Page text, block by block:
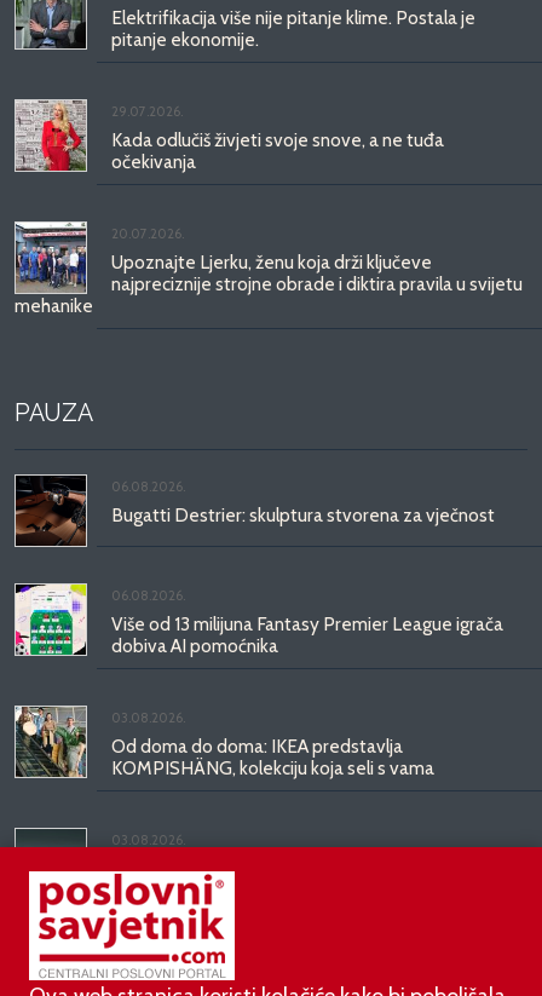
Elektrifikacija više nije pitanje klime. Postala je
pitanje ekonomije.
29.07.2026.
Kada odlučiš živjeti svoje snove, a ne tuđa
očekivanja
20.07.2026.
Upoznajte Ljerku, ženu koja drži ključeve
najpreciznije strojne obrade i diktira pravila u svijetu
mehanike
PAUZA
06.08.2026.
Bugatti Destrier: skulptura stvorena za vječnost
06.08.2026.
Više od 13 milijuna Fantasy Premier League igrača
dobiva AI pomoćnika
03.08.2026.
Od doma do doma: IKEA predstavlja
KOMPISHÄNG, kolekciju koja seli s vama
03.08.2026.
Kineski BYD predstavio luksuznu limuzinu veću od
Mercedesove S-klase, obećava domet do 1.000
kilometara